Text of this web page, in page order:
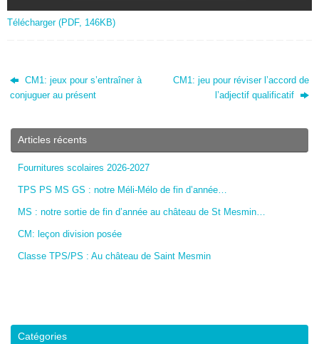
Télécharger (PDF, 146KB)
CM1: jeux pour s’entraîner à
conjuguer au présent
CM1: jeu pour réviser l’accord de
l’adjectif qualificatif
Articles récents
Fournitures scolaires 2026-2027
TPS PS MS GS : notre Méli-Mélo de fin d’année…
MS : notre sortie de fin d’année au château de St Mesmin…
CM: leçon division posée
Classe TPS/PS : Au château de Saint Mesmin
Catégories